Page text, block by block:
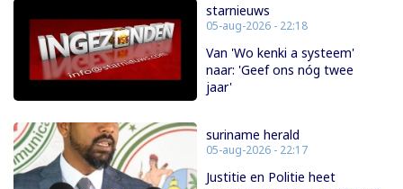
starnieuws
05-aug-2026 - 22:18
Van 'Wo kenki a systeem'
naar: 'Geef ons nóg twee
jaar'
suriname herald
05-aug-2026 - 22:17
Justitie en Politie heet